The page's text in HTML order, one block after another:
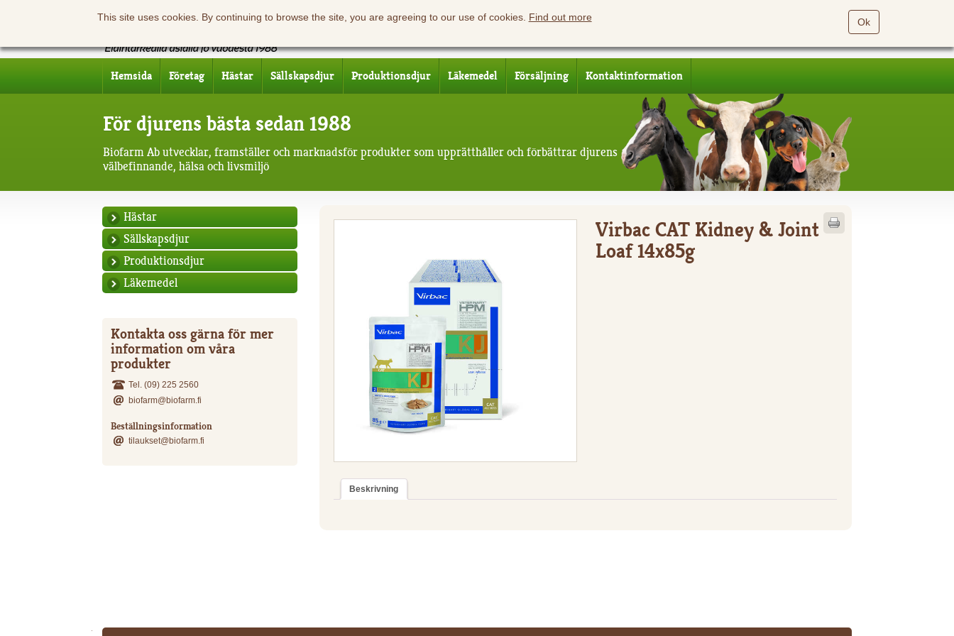
This site uses cookies. By continuing to browse the site, you are agreeing to our use of cookies. Find out more Ok
Hemsida Företag Hästar Sällskapsdjur Produktionsdjur Läkemedel Försäljning Kontaktinformation
För djurens bästa sedan 1988
Biofarm Ab utvecklar, framställer och marknadsför produkter som upprätthåller och förbättrar djurens
välbefinnande, hälsa och livsmiljö
Hästar
Sällskapsdjur
Produktionsdjur
Läkemedel
Virbac CAT Kidney & Joint
Loaf 14x85g
Beskrivning
Kontakta oss gärna för mer
information om våra
produkter
Tel. (09) 225 2560
biofarm@biofarm.fi
Beställningsinformation
tilaukset@biofarm.fi